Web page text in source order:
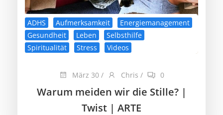
ADHS Aufmerksamkeit
Energiemanagement
Gesundheit
Leben
Selbsthilfe
Spiritualität
Stress Videos
März 30 / Chris / 0
Warum meiden wir die Stille? |
Twist | ARTE